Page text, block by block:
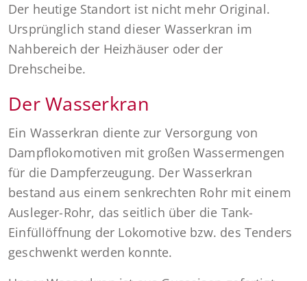
Der heutige Standort ist nicht mehr Original.
Ursprünglich stand dieser Wasserkran im
Nahbereich der Heizhäuser oder der
Drehscheibe.
Der Wasserkran
Ein Wasserkran diente zur Versorgung von
Dampflokomotiven mit großen Wassermengen
für die Dampferzeugung. Der Wasserkran
bestand aus einem senkrechten Rohr mit einem
Ausleger-Rohr, das seitlich über die Tank-
Einfüllöffnung der Lokomotive bzw. des Tenders
geschwenkt werden konnte.